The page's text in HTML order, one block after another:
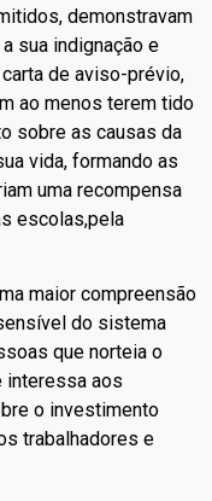
demonstravam
sua indignação e
de aviso-prévio,
ao menos terem tido
sobre as causas da
vida, formando as
uma recompensa
escolas,pela
maior compreensão
do sistema
que norteia o
interessa aos
o investimento
trabalhadores e